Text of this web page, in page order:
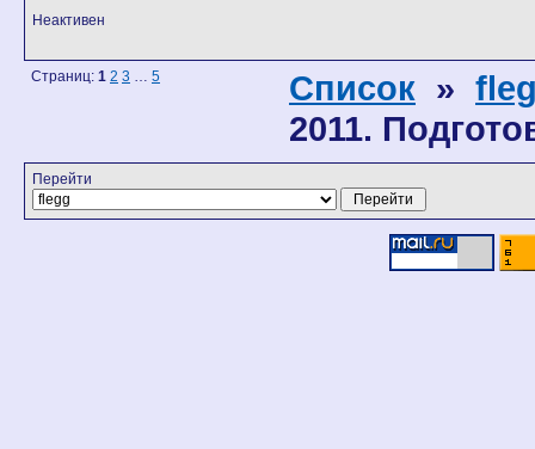
Неактивен
Страниц: 1 2 3 … 5 Список »
2011.
Перейти